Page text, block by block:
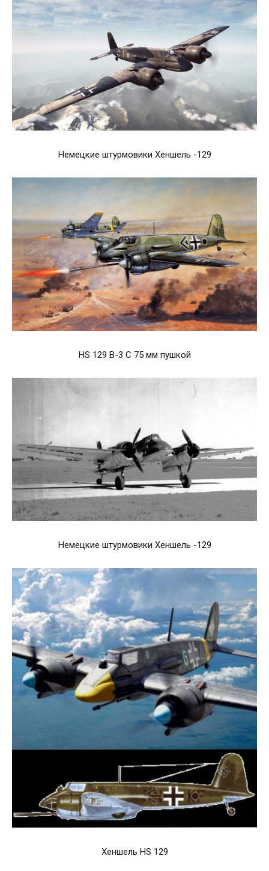
Немецкие штурмовики Хеншель -129
HS 129 B-3 С 75 мм пушкой
Немецкие штурмовики Хеншель -129
Хеншель HS 129